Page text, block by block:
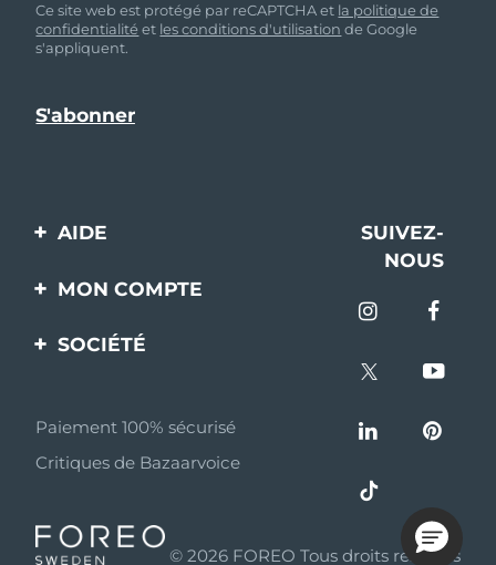
Ce site web est protégé par reCAPTCHA et la politique de
confidentialité et les conditions d'utilisation de Google
s'appliquent.
AIDE
Contactez-nous
livraisons
Questions et réponses
Informations sur la
SUIVEZ-
NOUS
MON COMPTE
Enregistrement produit
SOCIÉTÉ
Programme d’affiliation
Nouvelles d'affiliation
Partenaires
Paiement 100% sécurisé
Critiques de Bazaarvoice
© 2026 FOREO Tous droits réservés